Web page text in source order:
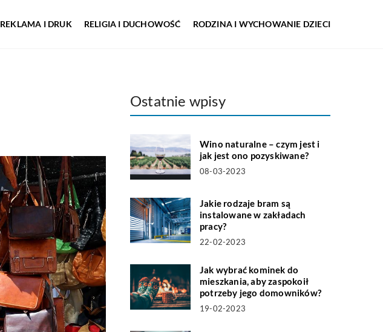
REKLAMA I DRUK RELIGIA I DUCHOWOŚĆ RODZINA I WYCHOWANIE DZIECI
Ostatnie wpisy
Wino naturalne – czym jest i
jak jest ono pozyskiwane?
08-03-2023
Jakie rodzaje bram są
instalowane w zakładach
pracy?
22-02-2023
Jak wybrać kominek do
mieszkania, aby zaspokoił
potrzeby jego domowników?
19-02-2023